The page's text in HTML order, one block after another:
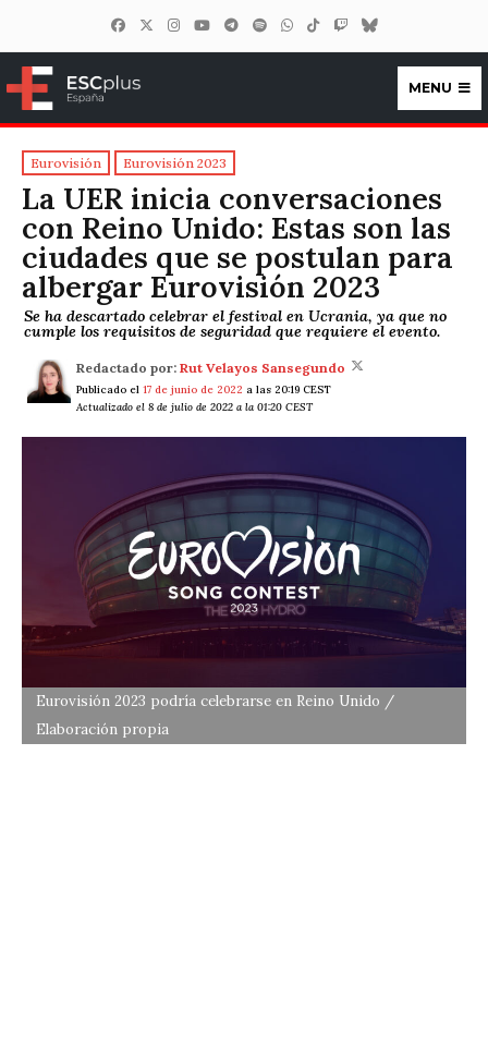
ESCplus España
MENU
Eurovisión Eurovisión 2023
La UER inicia conversaciones
con Reino Unido: Estas son las
ciudades que se postulan para
albergar Eurovisión 2023
Se ha descartado celebrar el festival en Ucrania, ya que no
cumple los requisitos de seguridad que requiere el evento.
Redactado por: Rut Velayos Sansegundo
Publicado el 17 de junio de 2022 a las 20:19 CEST
Actualizado el 8 de julio de 2022 a la 01:20 CEST
Eurovisión 2023 podría celebrarse en Reino Unido /
Elaboración propia